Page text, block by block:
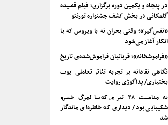
در پنجاه و یکمین دوره برگزاری؛ فیلم قصیده
گلمکانی در بخش کشف جشنواره تورنتو
«نفس‌گیر»؛ وقتی بحران نه با ویروس که با
انکار آغاز می‌شود
«فراموشخانه»؛ قربانیان فراموش‌شده‌ی تاریخ
نگاهی نقادانه بر تجربه تئاتر تعاملی ایوب
بختیاری/ پداگوژی روایت
به مناسبت ۲۸ تیری که سالمرگ خسرو
شکیبایی بود/ دیداری که خاطره‌ای ماندگار
شد